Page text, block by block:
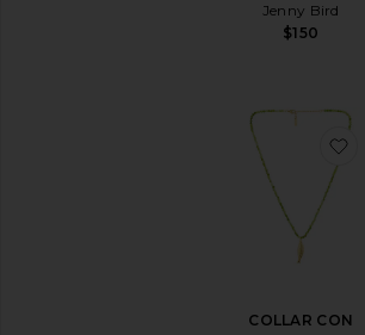
Jenny Bird
$150
COLLAR CON